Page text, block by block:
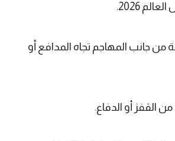
2026.
جانب المهاجم تجاه المدافع أو
القفز أو الدفاع.